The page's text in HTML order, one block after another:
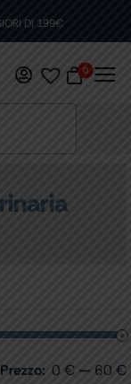
DI 199€
0
Prezzo: 0 € — 60 €